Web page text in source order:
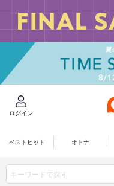
ログイン
ベストヒット オトナ